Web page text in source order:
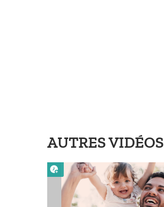
AUTRES VIDÉOS
Lire plus tard